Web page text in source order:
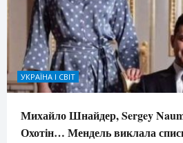
УКРАЇНА І СВІТ
Михайло Шнайдер, Sergey
Охотін… Мендель виклала